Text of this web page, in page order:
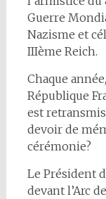
Guerre
Nazisme et
IIIème Reich.
Chaque
République
est
devoir de
cérémonie?
Le Président
devant l’Arc